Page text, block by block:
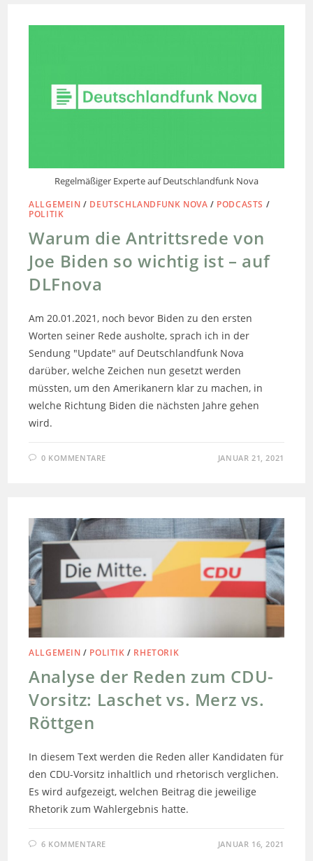
Regelmäßiger Experte auf Deutschlandfunk Nova
ALLGEMEIN / DEUTSCHLANDFUNK NOVA / PODCASTS /
POLITIK
Warum die Antrittsrede von
Joe Biden so wichtig ist – auf
DLFnova
Am 20.01.2021, noch bevor Biden zu den ersten
Worten seiner Rede ausholte, sprach ich in der
Sendung "Update" auf Deutschlandfunk Nova
darüber, welche Zeichen nun gesetzt werden
müssten, um den Amerikanern klar zu machen, in
welche Richtung Biden die nächsten Jahre gehen
wird.
0 KOMMENTARE JANUAR 21, 2021
ALLGEMEIN / POLITIK / RHETORIK
Analyse der Reden zum CDU-
Vorsitz: Laschet vs. Merz vs.
Röttgen
In diesem Text werden die Reden aller Kandidaten für
den CDU-Vorsitz inhaltlich und rhetorisch verglichen.
Es wird aufgezeigt, welchen Beitrag die jeweilige
Rhetorik zum Wahlergebnis hatte.
6 KOMMENTARE JANUAR 16, 2021